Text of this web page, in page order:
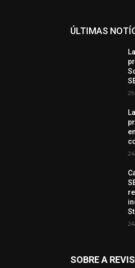
ÚLTIMAS
SOBRE A